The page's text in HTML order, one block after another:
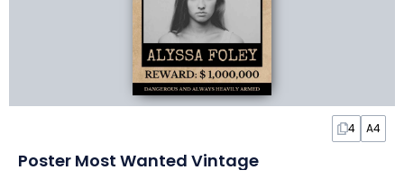
4 A4
Poster Most Wanted Vintage